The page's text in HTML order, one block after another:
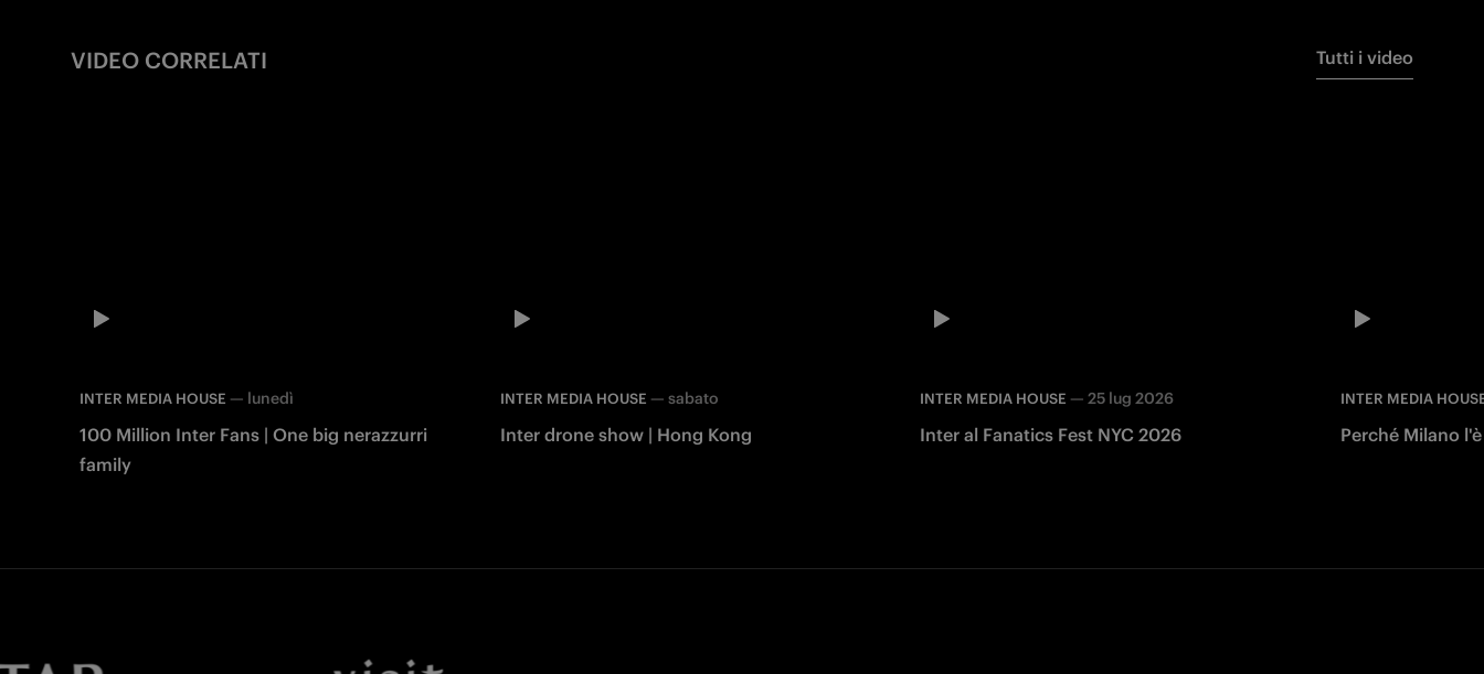
VIDEO CORRELATI Tutti i video
INTER MEDIA HOUSE — lunedì
100 Million Inter Fans | One big nerazzurri
family
INTER MEDIA HOUSE — sabato
Inter drone show | Hong Kong
INTER MEDIA HOUSE —25 lug 2026
Inter al Fanatics Fest NYC 2026
INTER MEDIA
Perché Milano